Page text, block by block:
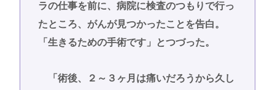
ラの仕事を前に、病院に検査のつもりで行っ
たところ、がんが見つかったことを告白。
「生きるための手術です」とつづった。
「術後、２～３ヶ月は痛いだろうから久し